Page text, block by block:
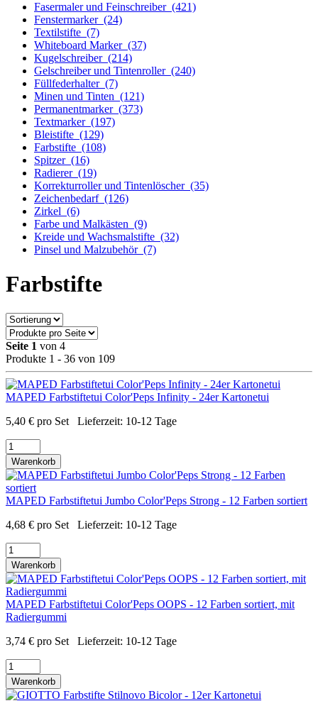
Fasermaler und Feinschreiber (421)
Fenstermarker (24)
Textilstifte (7)
Whiteboard Marker (37)
Kugelschreiber (214)
Gelschreiber und Tintenroller (240)
Füllfederhalter (7)
Minen und Tinten (121)
Permanentmarker (373)
Textmarker (197)
Bleistifte (129)
Farbstifte (108)
Spitzer (16)
Radierer (19)
Korrekturroller und Tintenlöscher (35)
Zeichenbedarf (126)
Zirkel (6)
Farbe und Malkästen (9)
Kreide und Wachsmalstifte (32)
Pinsel und Malzubehör (7)
Farbstifte
Seite 1 von 4
Produkte 1 - 36 von 109
MAPED Farbstiftetui Color'Peps Infinity - 24er Kartonetui
5,40 € pro Set Lieferzeit: 10-12 Tage
Warenkorb
MAPED Farbstiftetui Jumbo Color'Peps Strong - 12 Farben sortiert
4,68 € pro Set Lieferzeit: 10-12 Tage
Warenkorb
MAPED Farbstiftetui Color'Peps OOPS - 12 Farben sortiert, mit
Radiergummi
3,74 € pro Set Lieferzeit: 10-12 Tage
Warenkorb